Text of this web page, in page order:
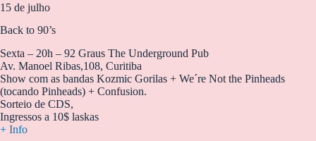
15 de julho
Back to 90’s
Sexta – 20h – 92 Graus The Underground Pub
Av. Manoel Ribas,108, Curitiba
Show com as bandas Kozmic Gorilas + We´re Not the Pinheads
(tocando Pinheads) + Confusion.
Sorteio de CDS,
Ingressos a 10$ laskas
+ Info